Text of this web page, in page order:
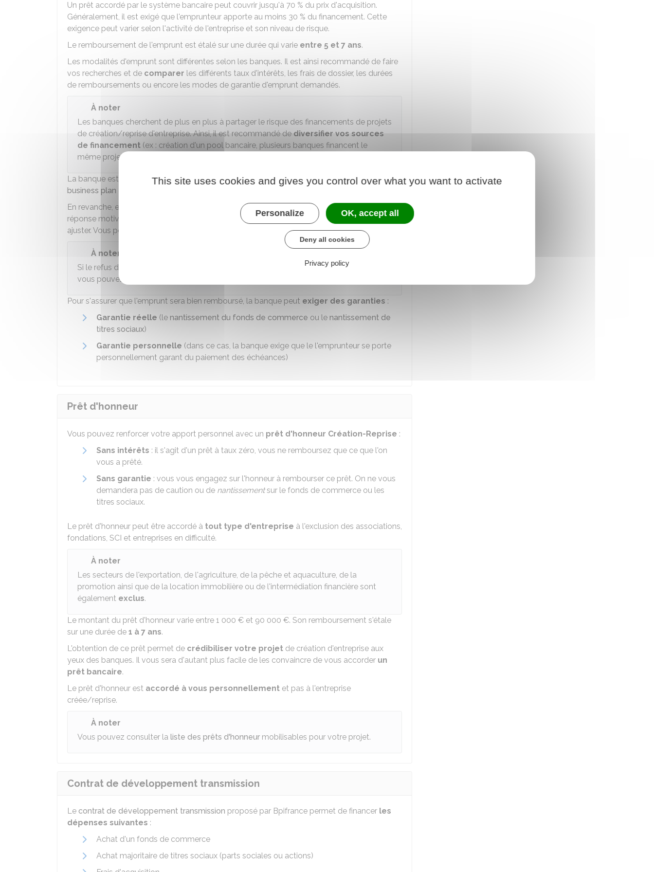
Un prêt accordé par le système bancaire peut couvrir jusqu'à 70 % du prix d'acquisition.
Généralement, il est exigé que l'emprunteur apporte au moins 30 % du financement. Cette
exigence peut varier selon l'activité de l'entreprise et son niveau de risque.
Le remboursement de l'emprunt est étalé sur une durée qui varie entre 5 et 7 ans.
Les modalités d'emprunt sont différentes selon les banques. Il est ainsi recommandé de faire
vos recherches et de comparer les différents taux d'intérêts, les frais de dossier, les durées
de remboursements ou encore les modes de garantie d'emprunt demandés.
À noter
Les banques cherchent de plus en plus à partager le risque des financements de projets
de création/reprise d'entreprise. Ainsi, il est recommandé de diversifier vos sources
de financement (ex : création d'un pool bancaire, plusieurs banques financent le
même projet).
La banque est libre d'accepter ou de refuservotre demande d'emprunt sur la base du
business plan
En revanche, en cas de refus, la banque doit
motiver et argumenter sa décision. Une
réponse motivée vous permet de déterminer les points sensibles de votre dossier pour les
ajuster. Vous pourrez ainsi refaire une demande d'emprunt.
À noter
Si le refus de la banque n'est pas motivé ou que les motifs vous paraissent discutables,
vous pouvez
Pour s'assurer que l'emprunt sera bien remboursé, la banque peut exiger des garanties :
Garantie réelle (le nantissement du fonds de commerce ou le nantissement de
titres sociaux)
Garantie personnelle (dans ce cas, la banque exige que le l'emprunteur se porte
personnellement garant du paiement des échéances)
Prêt d'honneur
Vous pouvez renforcer votre apport personnel avec un prêt d'honneur Création-Reprise :
Sans intérêts : il s'agit d'un prêt à taux zéro, vous ne remboursez que ce que l'on
vous a prêté.
Sans garantie : vous vous engagez sur l'honneur à rembourser ce prêt. On ne vous
demandera pas de caution ou de nantissementsur le fonds de commerce ou les
titres sociaux.
Le prêt d'honneur peut être accordé à tout type d'entreprise à l'exclusion des associations,
fondations, SCI et entreprises en difficulté.
À noter
Les secteurs de l'exportation, de l'agriculture, de la pêche et aquaculture, de la
promotion ainsi que de la location immobilière ou de l'intermédiation financière sont
également exclus.
Le montant du prêt d'honneur varie entre 1 000 € et 90 000 €. Son remboursement s'étale
sur une durée de 1 à 7 ans.
L'obtention de ce prêt permet de crédibiliser votre projet de création d'entreprise aux
yeux des banques. Il vous sera d'autant plus facile de les convaincre de vous accorder un
prêt bancaire.
Le prêt d'honneur est accordé à vous personnellement et pas à l'entreprise
créée/reprise.
À noter
Vous pouvez consulter la liste des prêts d'honneur mobilisables pour votre projet.
Contrat de développement transmission
Le contrat de développement transmission proposé par Bpifrance permet de financer les
dépenses suivantes :
Achat d'un fonds de commerce
Achat majoritaire de titres sociaux (parts sociales ou actions)
This site uses cookies and gives you control over what you want to activate
Personalize OK, accept all
Deny all cookies
Privacy policy